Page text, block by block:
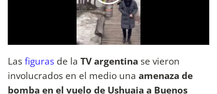
Lasfiguras de la TV argentina se vieron
involucrados en el medio una amenaza de
bomba en el vuelo de Ushuaia a Buenos